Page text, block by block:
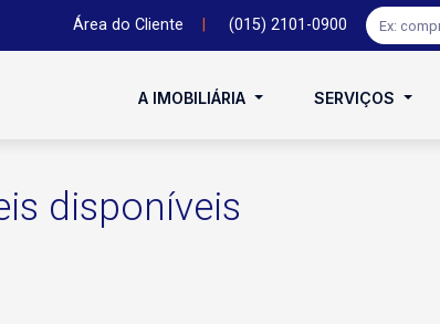
Área do Cliente (015) 2101-0900
A IMOBILIÁRIA SERVIÇOS
disponíveis